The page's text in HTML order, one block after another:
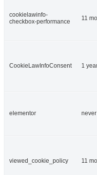
cookielawinfo-
checkbox-performance
11
CookieLawInfoConsent 1
elementor never
viewed_cookie_policy 11